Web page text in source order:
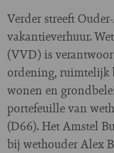
Verder streeft
vakantieverhuur.
(VVD) is
ordening, ruimtelijk
wonen en
portefeuille van
(D66). Het Amstel
bij wethouder Alex